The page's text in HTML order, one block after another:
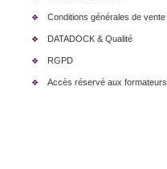
Conditions générales de vente
DATADOCK & Qualité
RGPD
Accès réservé aux formateurs